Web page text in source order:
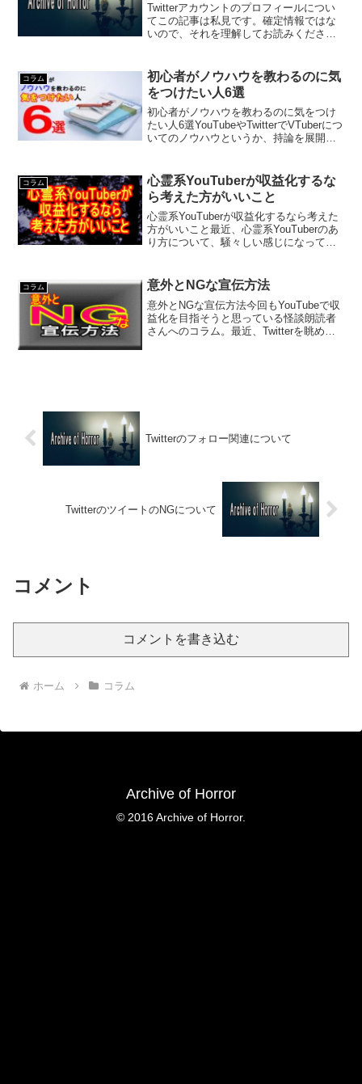
Twitterアカウントのプロフィールについ
てこの記事は私見です。確定情報ではな
いので、それを理解してお読みくださ
確定情報と噂でしかないものがゴチャゴ
チャに混ざ...
コラム
初心者がノウハウを教わるのに気
をつけたい人6選
初心者がノウハウを教わるのに気をつけ
たい人6選YouTubeやTwitterでVTuberにつ
いてのノウハウというか、持論を展開し
が正解かわからないですよね。個人的に
初...
コラム
心霊系YouTuberが収益化するな
ら考えた方がいいこと
心霊系YouTuberが収益化するなら考えた
方がいいこと最近、心霊系YouTuberのあ
り方について、騒々しい感じになってい
紹介している立場なので、スポット巡り
自体を批...
コラム 意外とNGな宣伝方法
意外とNGな宣伝方法今回もYouTubeで収
益化を目指そうと思っている怪談朗読者
さんへのコラム。最近、Twitterを眺めて
Twitterのフォロー関連について
TwitterのツイートのNGについて
コメント
コメントを書き込む
ホーム コラム
Archive of Horror
© 2016 Archive of Horror.